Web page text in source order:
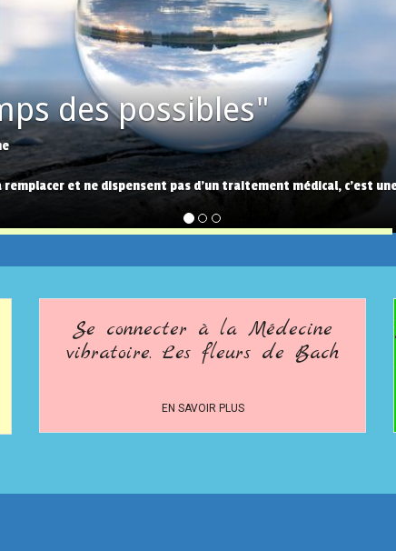
des possibles"
remplacer et ne dispensent pas d'un traitement médical, c'est
Se connecter à la Médecine
vibratoire. Les fleurs de Bach
EN SAVOIR PLUS